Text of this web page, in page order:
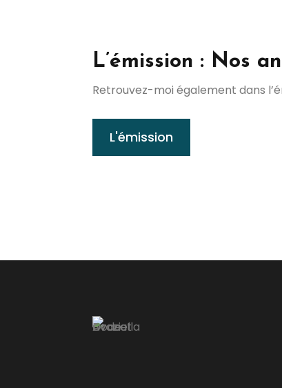
L’émission : Nos
Retrouvez-moi également dans
L'émission